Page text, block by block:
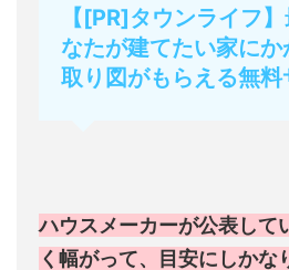
【[PR]タウンライフ
なたが建てたい家にか
取り図がもらえる無料
ハウスメーカーが公表して
く幅がって、目安にしかな